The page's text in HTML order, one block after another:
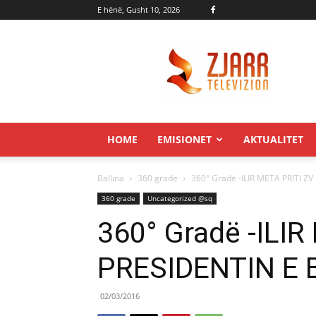
E hënë, Gusht 10, 2026
HOME EMISIONET AKTUALITET
Ballina 360 grade 360° Gradë -ILIR META PRITI
360 grade Uncategorized @sq
360° Gradë -
PRESIDENTIN E
02/03/2016